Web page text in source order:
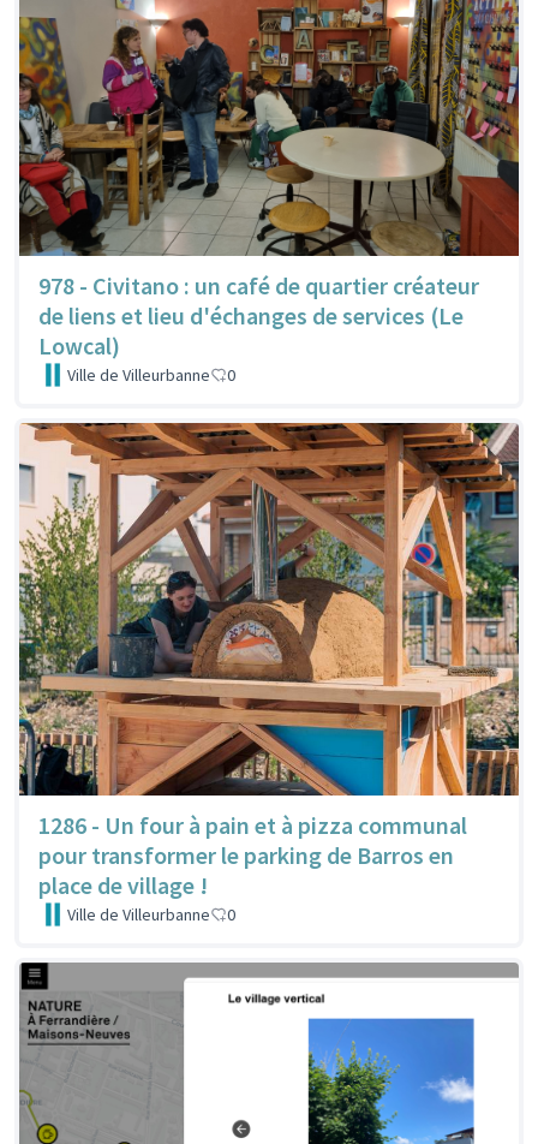
978 - Civitano : un café de quartier créateur
de liens et lieu d'échanges de services (Le
Lowcal)
Ville de Villeurbanne 0
1286 - Un four à pain et à pizza communal
pour transformer le parking de Barros en
place de village !
Ville de Villeurbanne 0